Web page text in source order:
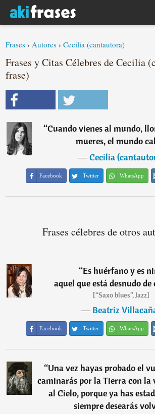
Frases ›Autores ›Cecilia (cantautora)
Frases y Citas Célebres de Cecilia
frase)
“Cuando vienes al mundo,
mueres, el mundo
―Cecilia
Facebook Twitter WhatsApp
Frases célebres de otros
“Es huérfano y es
aquel que está desnudo
[“Saxo blues”, Jazz]
―Beatriz
Facebook Twitter WhatsApp
“Una vez hayas probado el
caminarás por la Tierra con la
al Cielo, porque ya has
siempre desearás